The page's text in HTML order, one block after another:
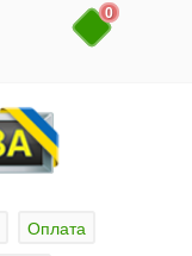
0
Оплата